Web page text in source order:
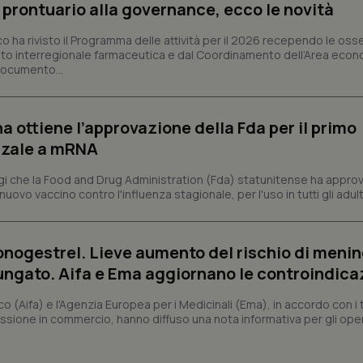
alla governance, ecco le novità
ha rivisto il Programma delle attività per il 2026 recependo le
interregionale farmaceutica e dal Coordinamento dell’Area
ottiene l’approvazione della Fda per il primo
a mRNA
che la Food and Drug Administration (Fda) statunitense ha
nuovo vaccino contro l'influenza stagionale, per l'uso in tutti gli
Lieve aumento del rischio di
Aifa e Ema aggiornano le
(Aifa) e l'Agenzia Europea per i Medicinali (Ema), in accordo con i
in commercio, hanno diffuso una nota informativa per gli
Fornitore/Dominio Scadenza
Descrizione
YouTube
.youtube.com
5 mesi 4
settimane
Questo cookie viene utilizzato
scelte di consenso e privacy
interazione con il sito. Registra i
preferenze siano onorate nelle
CookieScript
www.quotidianosanita.it
5 mesi 3
settimane
Questo cookie viene utilizzato
Script.com per ricordare le
www.quotidianosanita.it
4
settimane
Questo cookie è impostato
abilitare il sistema di tracking
settimane
2 giorni
assegnare un identificatore
Google LLC
1 anno 1
Questo nome di cookie è
significativo del servizio di
utilizzato da Google. Questo
per distinguere utenti unici